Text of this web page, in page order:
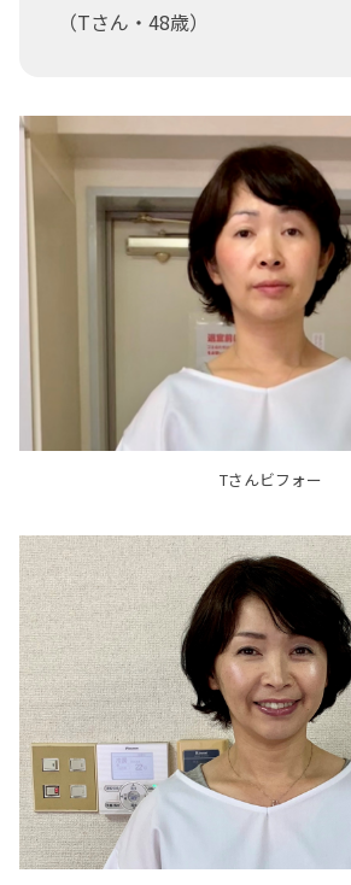
（Tさん・48歳）
Tさんビフォー